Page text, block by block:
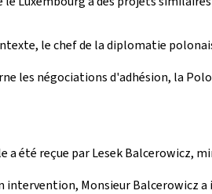
le chef de la diplomatie
les négociations d'adhésion, la
été reçue par Lesek Balcerowicz,
Monsieur Balcerowicz